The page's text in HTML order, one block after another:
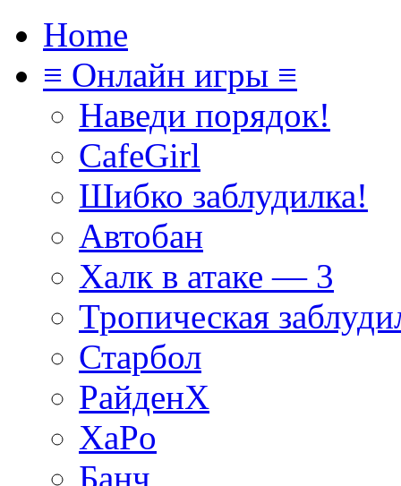
Home
≡ Онлайн игры ≡
Наведи порядок!
CafeGirl
Шибко заблудилка!
Автобан
Халк в атаке — 3
Тропическая
Старбол
РайденХ
XaPo
Банч